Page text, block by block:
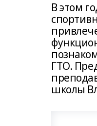
В этом
ГТО.
школы